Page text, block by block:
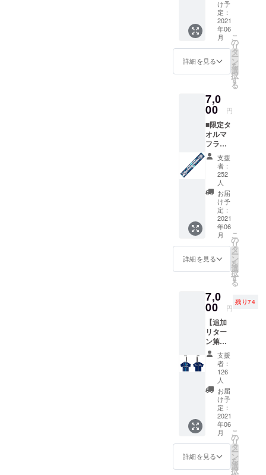
以上の
ご支援
で、選
手直筆
サイン
をお入
れしま
きませ
ん）。
※2：ベ
スト電
器スタ
ジアム
内/場所/
掲載期
間は未
定 ※3：
スポン
サー
ボード
に掲出
するお
名前を
欄」に
ご記載
特段の
記載が
ない場
合はご
本名を
掲出さ
せてい
ただき
ます。
【ポス
トカー
ドサイ
ズ】幅
10cm×
高さ
15cm
【スポ
ンサー
定》 特
①・・
【選手
直筆サ
イン入
り】オ
スト
カード
《クラ
ウド
ファン
ディン
グ限
定》
※1 特典
②・・
スポン
サー
ボード
に名前
を掲載
（ご支
によっ
てサイ
※2 ※1：
『選手
サイ
ン』
は、選
手の指
定は不
可 ※2：
ベスト
電器ス
タジア
ム内/場
所/掲載
期間は
未定
サー
ボード
け予
定：
2021
年06
月
詳細を見る
こ
の
リ
タ
ー
ン
を
選
択
す
る
7,0
00 円
■限定タ
オルマ
フラー
《クラ
ウド
ファン
ディン
グ限
定》 特
①・・
【選手
直筆サ
イン入
り】オ
スト
カード
《クラ
ウド
ファン
ディン
グ限
定》
※1 特典
②・・
スポン
サー
ボード
に名前
を掲載
（ご支
によっ
てサイ
支援
者：
252
人
お届
け予
定：
2021
年06
月
詳細を見る
こ
の
リ
タ
ー
ン
を
選
択
す
る
7,0
00 円
残り74
【追加
リター
ン第３
弾!!】 ■
アビス
パユニ
フォー
ム型
ペット
ボトル
ホル
ダー
《クラ
ウド
ファン
支援
者：
126
人
お届
け予
定：
2021
年06
月
詳細を見る
こ
の
リ
タ
ー
ン
を
選
択